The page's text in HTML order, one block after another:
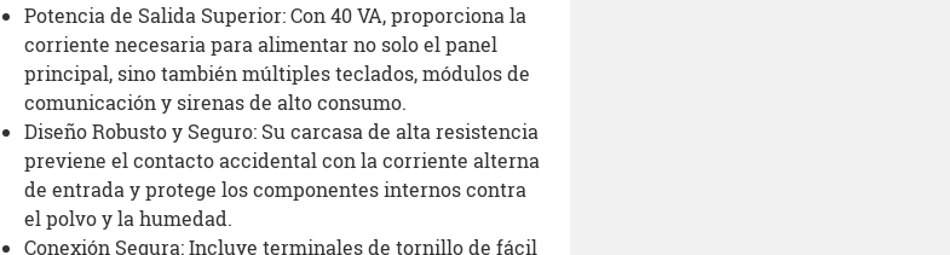
Potencia de Salida Superior: Con 40 VA, proporciona la
corriente necesaria para alimentar no solo el panel
principal, sino también múltiples teclados, módulos de
comunicación y sirenas de alto consumo.
Diseño Robusto y Seguro: Su carcasa de alta resistencia
previene el contacto accidental con la corriente alterna
de entrada y protege los componentes internos contra
el polvo y la humedad.
Conexión Segura: Incluye terminales de tornillo de fácil